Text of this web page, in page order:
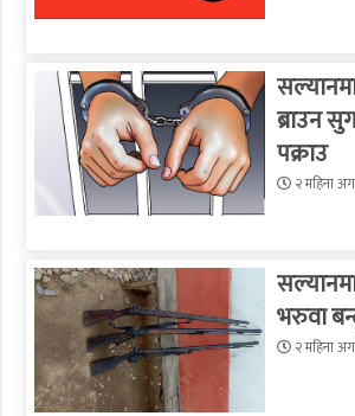
ब्राउन
पक्राउ
२ महिना
भरुवा
२ महिना